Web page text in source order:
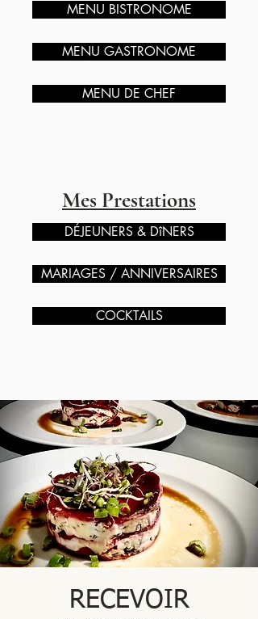
MENU BISTRONOME
MENU GASTRONOME
MENU DE CHEF
Mes Prestations
DÉJEUNERS & DîNERS
MARIAGES / ANNIVERSAIRES
COCKTAILS
RECEVOIR